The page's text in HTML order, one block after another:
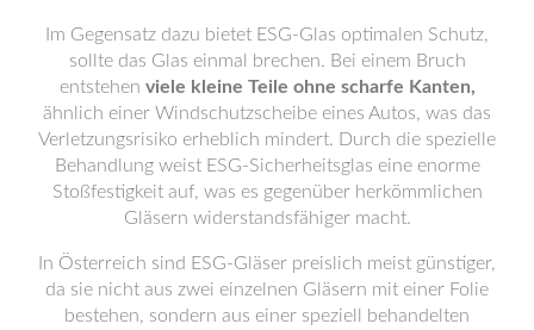
Im Gegensatz dazu bietet ESG-Glas optimalen Schutz,
sollte das Glas einmal brechen. Bei einem Bruch
entstehen viele kleine Teile ohne scharfe Kanten,
ähnlich einer Windschutzscheibe eines Autos, was das
Verletzungsrisiko erheblich mindert. Durch die spezielle
Behandlung weist ESG-Sicherheitsglas eine enorme
Stoßfestigkeit auf, was es gegenüber herkömmlichen
Gläsern widerstandsfähiger macht.
In Österreich sind ESG-Gläser preislich meist günstiger,
da sie nicht aus zwei einzelnen Gläsern mit einer Folie
bestehen, sondern aus einer speziell behandelten